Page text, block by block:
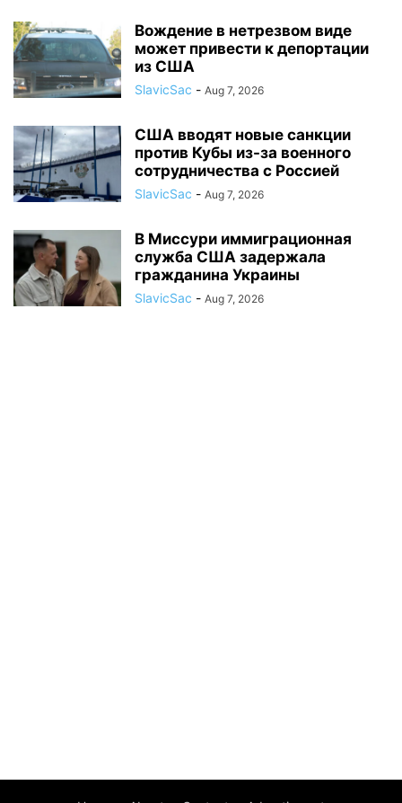
Вождение в нетрезвом виде
может привести к депортации
из США
SlavicSac - Aug 7, 2026
США вводят новые санкции
против Кубы из-за военного
сотрудничества с Россией
SlavicSac - Aug 7, 2026
В Миссури иммиграционная
служба США задержала
гражданина Украины
SlavicSac - Aug 7, 2026